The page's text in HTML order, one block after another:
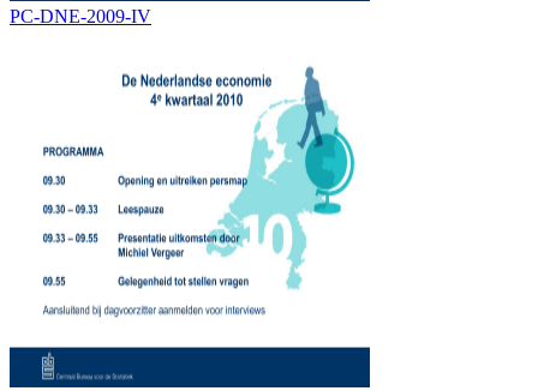
PC-DNE-2009-IV